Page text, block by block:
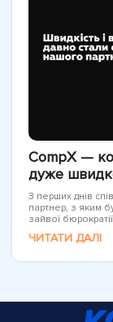
CompX —
дуже
З перших днів
партнер, з яким
зайвої
ЧИТАТИ ДАЛІ